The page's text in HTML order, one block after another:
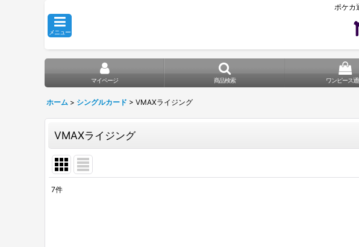
ポケカ
メニュー
マイページ 商品検索 ワンピース
ホーム > シングルカード > VMAXライジング
VMAXライジング
7件